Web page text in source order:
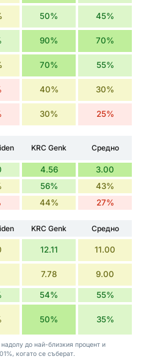
50% 45%
90% 70%
70% 55%
40% 30%
30% 25%
KRC Genk Средно
4.56 3.00
56% 43%
44% 27%
KRC Genk
Средно
12.11 11.00
7.78 9.00
54% 55%
50% 35%
до най-близкия процент и
когато се съберат.